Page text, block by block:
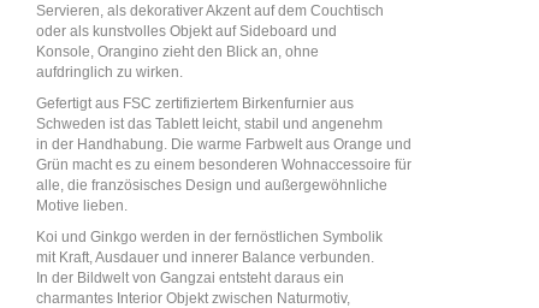
Servieren, als dekorativer Akzent auf dem Couchtisch
oder als kunstvolles Objekt auf Sideboard und
Konsole, Orangino zieht den Blick an, ohne
aufdringlich zu wirken.
Gefertigt aus FSC zertifiziertem Birkenfurnier aus
Schweden ist das Tablett leicht, stabil und angenehm
in der Handhabung. Die warme Farbwelt aus Orange und
Grün macht es zu einem besonderen Wohnaccessoire für
alle, die französisches Design und außergewöhnliche
Motive lieben.
Koi und Ginkgo werden in der fernöstlichen Symbolik
mit Kraft, Ausdauer und innerer Balance verbunden.
In der Bildwelt von Gangzai entsteht daraus ein
charmantes Interior Objekt zwischen Naturmotiv,